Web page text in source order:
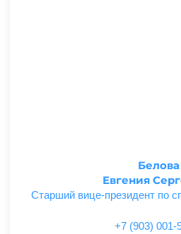
Белова
Евгения
Старший вице-президент по
+7 (903) 001-